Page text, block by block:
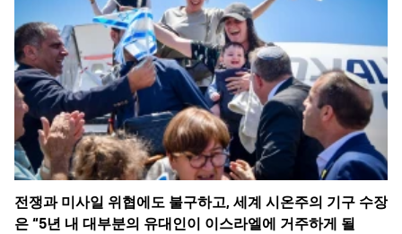
전쟁과 미사일 위협에도 불구하고, 세계 시온주의 기구 수장
은 “5년 내 대부분의 유대인이 이스라엘에 거주하게 될